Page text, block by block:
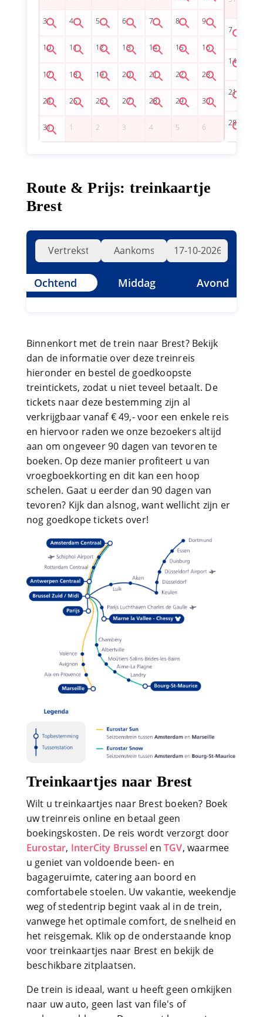
Route & Prijs: treinkaartje
Brest
Ochtend Middag Avond
Binnenkort met de trein naar Brest? Bekijk
dan de informatie over deze treinreis
hieronder en bestel de goedkoopste
treintickets, zodat u niet teveel betaalt. De
tickets naar deze bestemming zijn al
verkrijgbaar vanaf € 49,- voor een enkele reis
en hiervoor raden we onze bezoekers altijd
aan om ongeveer 90 dagen van tevoren te
boeken. Op deze manier profiteert u van
vroegboekkorting en dit kan een hoop
schelen. Gaat u eerder dan 90 dagen van
tevoren? Kijk dan alsnog, want wellicht zijn er
nog goedkope tickets over!
Treinkaartjes naar Brest
Wilt u treinkaartjes naar Brest boeken? Boek
uw treinreis online en betaal geen
boekingskosten. De reis wordt verzorgt door
Eurostar, InterCity Brussel enTGV, waarmee
u geniet van voldoende been- en
bagageruimte, catering aan boord en
comfortabele stoelen. Uw vakantie, weekendje
weg of stedentrip begint vaak al in de trein,
vanwege het optimale comfort, de snelheid en
het reisgemak. Klik op de onderstaande knop
voor treinkaartjes naar Brest en bekijk de
beschikbare zitplaatsen.
De trein is ideaal, want u heeft geen omkijken
naar uw auto, geen last van file's of